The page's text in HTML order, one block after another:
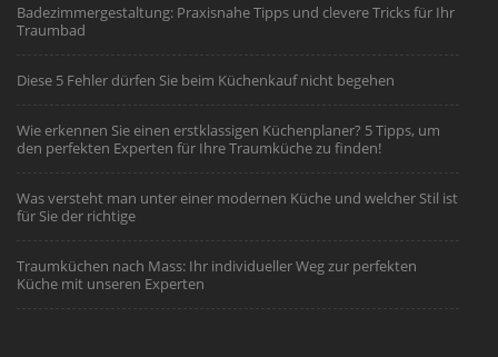
Badezimmergestaltung: Praxisnahe Tipps und clevere Tricks für Ihr
Traumbad
Diese 5 Fehler dürfen Sie beim Küchenkauf nicht begehen
Wie erkennen Sie einen erstklassigen Küchenplaner? 5 Tipps, um
den perfekten Experten für Ihre Traumküche zu finden!
Was versteht man unter einer modernen Küche und welcher Stil ist
für Sie der richtige
Traumküchen nach Mass: Ihr individueller Weg zur perfekten
Küche mit unseren Experten